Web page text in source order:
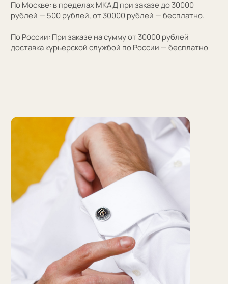
Персонализация — это нанесение инициалов,
символа или изображения на запонке
Персонализация
сделать, мы поможем с идеей наводящими вопросами.
Оставить заявку